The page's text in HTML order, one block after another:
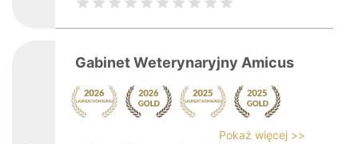
Gabinet Weterynaryjny Amicus
Pokaż więcej >>